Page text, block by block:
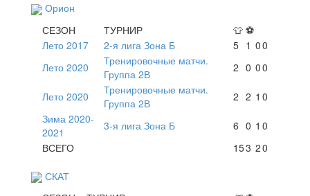
Орион
СЕЗОН
ТУРНИР 👕 ⚽
Лето 2017
2-я лига Зона Б 5 1 00
Лето 2020
Тренировочные матчи.
Группа 2В
2 0 00
Лето 2020
Тренировочные матчи.
Группа 2В
2 2 1 0
Зима 2020-
2021
3-я лига Зона Б 6 0 1 0
ВСЕГО
153 20
СКАТ